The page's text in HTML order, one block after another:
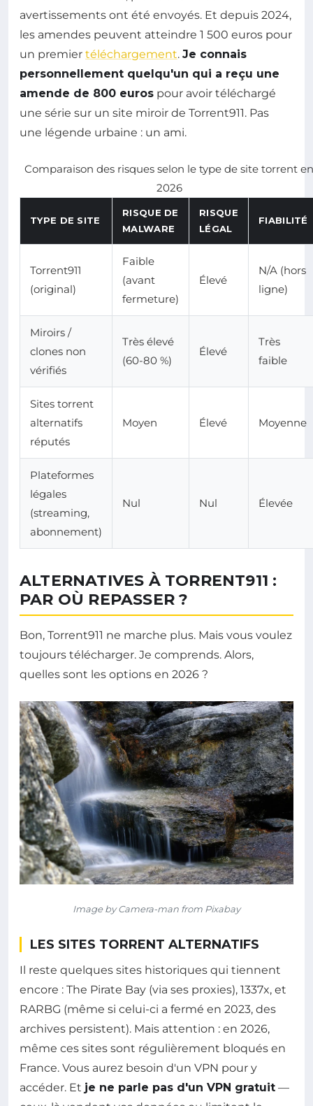
avertissements ont été envoyés. Et depuis 2024,
les amendes peuvent atteindre 1 500 euros pour
un premier téléchargement. Je connais
personnellement quelqu'un qui a reçu une
amende de 800 euros pour avoir téléchargé
une série sur un site miroir de Torrent911. Pas
une légende urbaine : un ami.
Comparaison des risques selon le type de site torrent en
2026
TYPE DE SITE
RISQUE DE
MALWARE
RISQUE
LÉGAL
FIABILITÉ
Torrent911
(original)
Faible
(avant
fermeture)
Élevé
N/A (hors
ligne)
Miroirs /
clones non
vérifiés
Très élevé
(60-80 %)
Élevé
Très
faible
Sites torrent
alternatifs
réputés
Moyen Élevé Moyenne
Plateformes
légales
(streaming,
abonnement)
Nul Nul Élevée
ALTERNATIVES À TORRENT911 :
PAR OÙ REPASSER ?
Bon, Torrent911 ne marche plus. Mais vous voulez
toujours télécharger. Je comprends. Alors,
quelles sont les options en 2026 ?
Image by Camera-man from Pixabay
LES SITES TORRENT ALTERNATIFS
Il reste quelques sites historiques qui tiennent
encore : The Pirate Bay (via ses proxies), 1337x, et
RARBG (même si celui-ci a fermé en 2023, des
archives persistent). Mais attention : en 2026,
même ces sites sont régulièrement bloqués en
France. Vous aurez besoin d'un VPN pour y
accéder. Et je ne parle pas d'un VPN gratuit —